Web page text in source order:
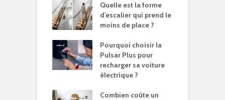
Quelle est la forme
d’escalier qui prend le
moins de place ?
Pourquoi choisir la
Pulsar Plus pour
recharger sa voiture
électrique ?
Combien coûte un